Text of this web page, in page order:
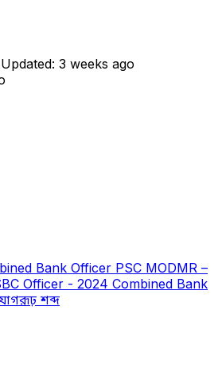
Updated: 3 weeks ago
Bank Officer PSC MODMR –
Officer - 2024 Combined Bank
শব্দ